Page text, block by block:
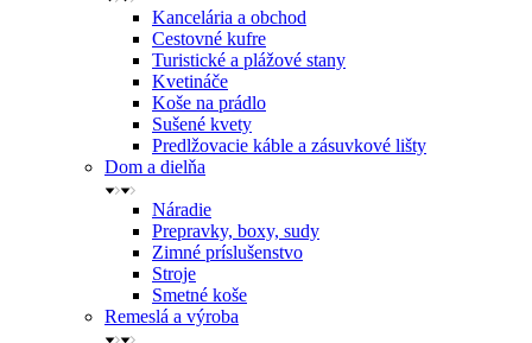
Kancelária a obchod
Cestovné kufre
Turistické a plážové stany
Kvetináče
Koše na prádlo
Sušené kvety
Predlžovacie káble a zásuvkové lišty
Dom a dielňa
Náradie
Prepravky, boxy, sudy
Zimné príslušenstvo
Stroje
Smetné koše
Remeslá a výroba